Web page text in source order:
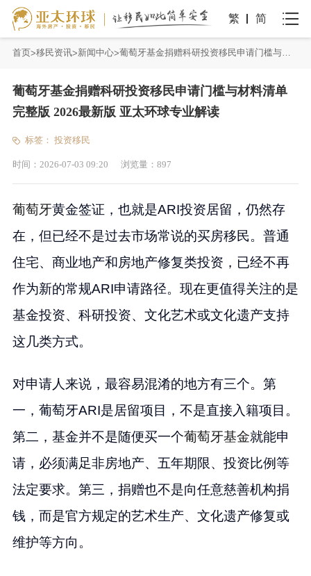
繁 简
首页 移民资讯 新闻中心 葡萄牙基金捐赠科研投资移民申请门槛与材料清单完整版 2026最新版 亚太环球专业解读
葡萄牙基金捐赠科研投资移民申请门槛与材料清单
完整版 2026最新版 亚太环球专业解读
标签： 投资移民
时间： 2026-07-03 09:20 浏览量： 897
葡萄牙黄金签证，也就是ARI投资居留，仍然存
在，但已经不是过去市场常说的买房移民。普通
住宅、商业地产和房地产修复类投资，已经不再
作为新的常规ARI申请路径。现在更值得关注的是
基金投资、科研投资、文化艺术或文化遗产支持
这几类方式。
对申请人来说，最容易混淆的地方有三个。第
一，葡萄牙ARI是居留项目，不是直接入籍项目。
第二，基金并不是随便买一个葡萄牙基金就能申
请，必须满足非房地产、五年期限、投资比例等
法定要求。第三，捐赠也不是向任意慈善机构捐
钱，而是官方规定的艺术生产、文化遗产修复或
维护等方向。